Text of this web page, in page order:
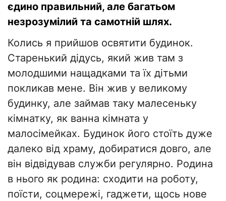
єдино правильний, але багатьом
незрозумілий та самотній шлях.
Колись я прийшов освятити будинок.
Старенький дідусь, який жив там з
молодшими нащадками та їх дітьми
покликав мене. Він жив у великому
будинку, але займав таку малесеньку
кімнатку, як ванна кімната у
малосімейках. Будинок його стоїть дуже
далеко від храму, добиратися довго, але
він відвідував служби регулярно. Родина
в нього як родина: сходити на роботу,
поїсти, соцмережі, гаджети, щось нове